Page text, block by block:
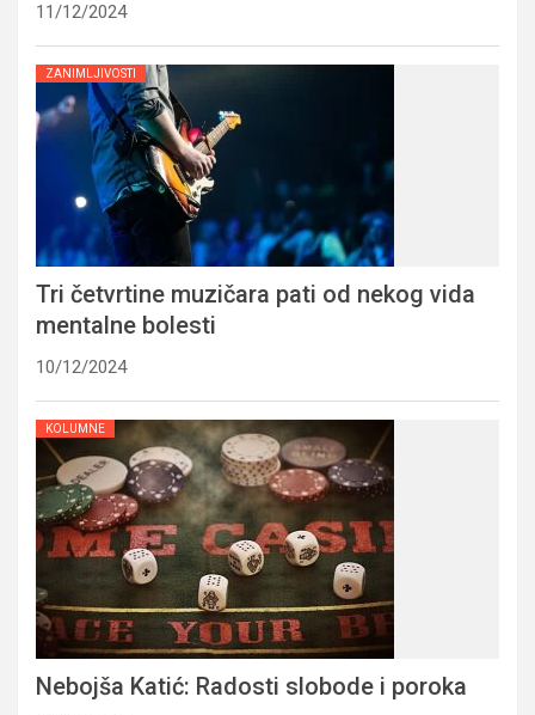
11/12/2024
ZANIMLJIVOSTI
Tri četvrtine muzičara pati od nekog vida
mentalne bolesti
10/12/2024
KOLUMNE
Nebojša Katić: Radosti slobode i poroka